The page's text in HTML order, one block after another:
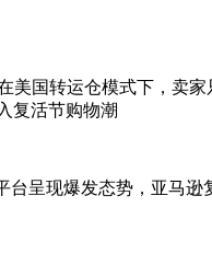
国转运仓模式下，卖
复活节购物潮
呈现爆发态势，亚马